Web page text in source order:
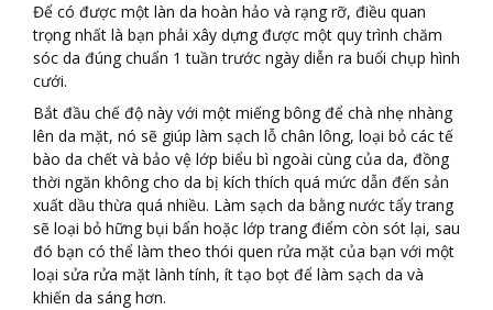
Để có được một làn da hoàn hảo và rạng rỡ, điều quan
trọng nhất là bạn phải xây dựng được một quy trình chăm
sóc da đúng chuẩn 1 tuần trước ngày diễn ra buổi chụp hình
cưới.
Bắt đầu chế độ này với một miếng bông để chà nhẹ nhàng
lên da mặt, nó sẽ giúp làm sạch lỗ chân lông, loại bỏ các tế
bào da chết và bảo vệ lớp biểu bì ngoài cùng của da, đồng
thời ngăn không cho da bị kích thích quá mức dẫn đến sản
xuất dầu thừa quá nhiều. Làm sạch da bằng nước tẩy trang
sẽ loại bỏ hững bụi bẩn hoặc lớp trang điểm còn sót lại, sau
đó bạn có thể làm theo thói quen rửa mặt của bạn với một
loại sửa rửa mặt lành tính, ít tạo bọt để làm sạch da và
khiến da sáng hơn.